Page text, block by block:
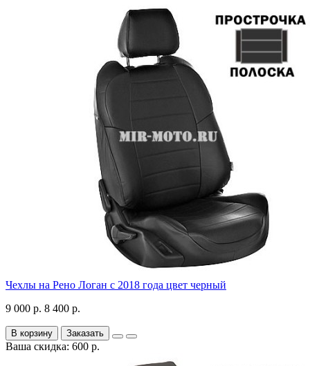
Чехлы на Рено Логан с 2018 года цвет черный
9 000 р. 8 400 р.
В корзину Заказать
Ваша скидка: 600 р.